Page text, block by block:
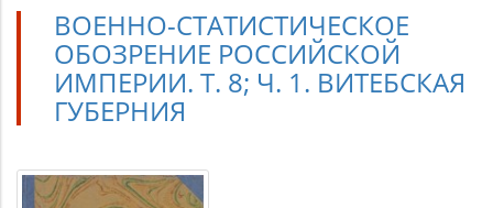
ВОЕННО-СТАТИСТИЧЕСКОЕ
ОБОЗРЕНИЕ РОССИЙСКОЙ
ИМПЕРИИ. Т. 8; Ч. 1. ВИТЕБСКАЯ
ГУБЕРНИЯ